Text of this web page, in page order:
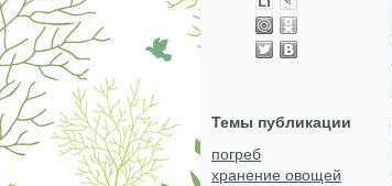
Темы публикации
погреб
хранение овощей